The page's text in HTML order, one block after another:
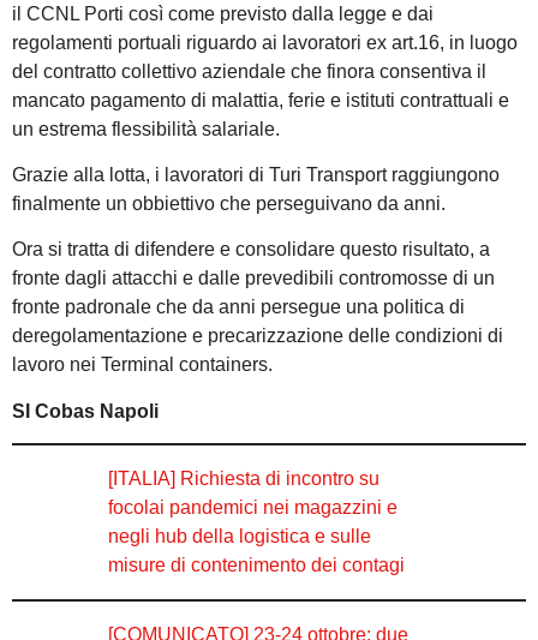
il CCNL Porti così come previsto dalla legge e dai
regolamenti portuali riguardo ai lavoratori ex art.16, in luogo
del contratto collettivo aziendale che finora consentiva il
mancato pagamento di malattia, ferie e istituti contrattuali e
un estrema flessibilità salariale.
Grazie alla lotta, i lavoratori di Turi Transport raggiungono
finalmente un obbiettivo che perseguivano da anni.
Ora si tratta di difendere e consolidare questo risultato, a
fronte dagli attacchi e dalle prevedibili contromosse di un
fronte padronale che da anni persegue una politica di
deregolamentazione e precarizzazione delle condizioni di
lavoro nei Terminal containers.
SI Cobas Napoli
[ITALIA] Richiesta di incontro su
focolai pandemici nei magazzini e
negli hub della logistica e sulle
misure di contenimento dei contagi
[COMUNICATO] 23-24 ottobre: due